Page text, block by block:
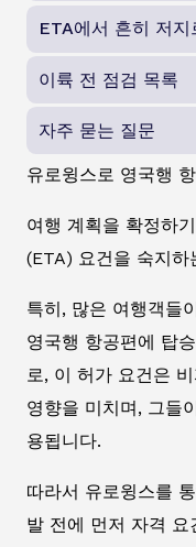
ETA에서 흔히 저지
이륙 전 점검 목록
자주 묻는 질문
유로윙스로 영국행
여행 계획을 확정하
(ETA) 요건을 숙지하
특히, 많은 여행객들
영국행 항공편에 탑
로, 이 허가 요건은
영향을 미치며, 그들
용됩니다.
따라서 유로윙스를
발 전에 먼저 자격 요